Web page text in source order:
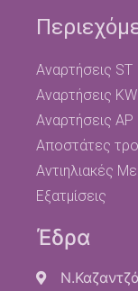
Αναρτήσεις ST
Αναρτήσεις KW
Αναρτήσεις AP
Αποστάτες
Αντιηλιακές
Εξατμίσεις
Έδρα